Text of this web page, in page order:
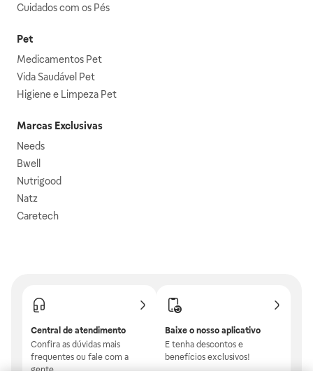
Cuidados com os Pés
Pet
Medicamentos Pet
Vida Saudável Pet
Higiene e Limpeza Pet
Marcas Exclusivas
Needs
Bwell
Nutrigood
Natz
Caretech
Central de atendimento
Confira as dúvidas mais
frequentes ou fale com a
gente.
Baixe o nosso aplicativo
E tenha descontos e
benefícios exclusivos!